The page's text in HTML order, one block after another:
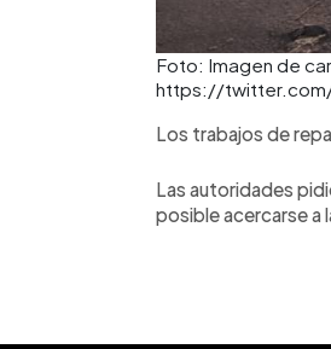
Foto: Imagen de
https://twitter.com/
Los trabajos de
Las autoridades
posible acercarse a